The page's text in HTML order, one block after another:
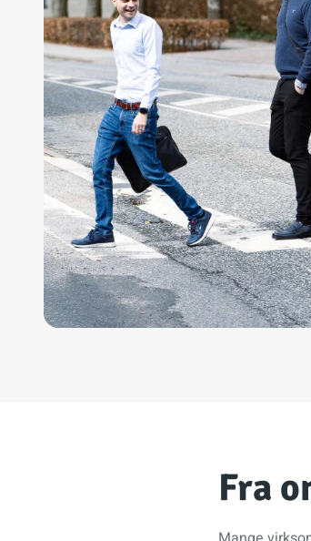
Fra